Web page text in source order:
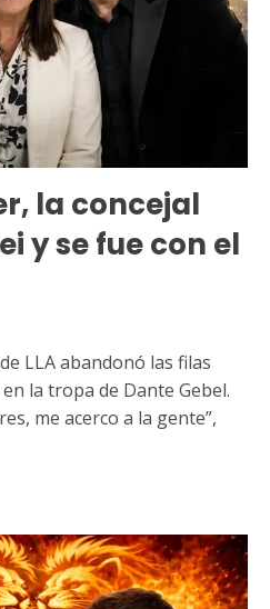
la concejal
y se fue con el
LLA abandonó las filas
la tropa de Dante Gebel.
me acerco a la gente”,